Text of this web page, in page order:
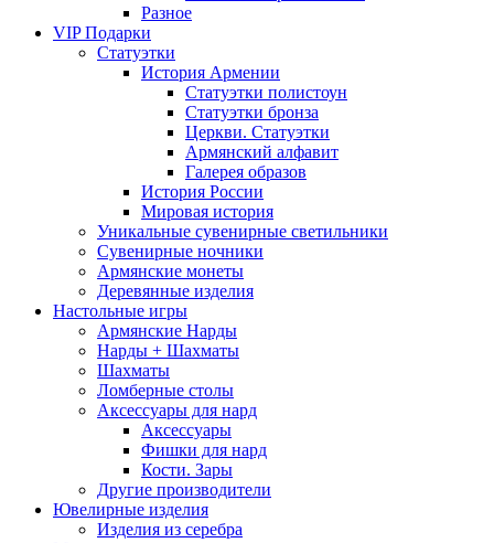
Разное
VIP Подарки
Статуэтки
История Армении
Статуэтки полистоун
Статуэтки бронза
Церкви. Статуэтки
Армянский алфавит
Галерея образов
История России
Мировая история
Уникальные сувенирные светильники
Сувенирные ночники
Армянские монеты
Деревянные изделия
Настольные игры
Армянские Нарды
Нарды + Шахматы
Шахматы
Ломберные столы
Аксессуары для нард
Аксессуары
Фишки для нард
Кости. Зары
Другие производители
Ювелирные изделия
Изделия из серебра